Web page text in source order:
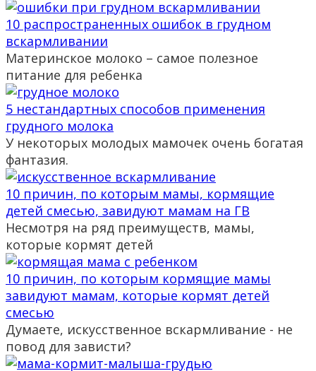
10 распространенных ошибок в грудном
вскармливании
Материнское молоко – самое полезное
питание для ребенка
5 нестандартных способов применения
грудного молока
У некоторых молодых мамочек очень богатая
фантазия.
10 причин, по которым мамы, кормящие
детей смесью, завидуют мамам на ГВ
Несмотря на ряд преимуществ, мамы,
которые кормят детей
10 причин, по которым кормящие мамы
завидуют мамам, которые кормят детей
смесью
Думаете, искусственное вскармливание - не
повод для зависти?